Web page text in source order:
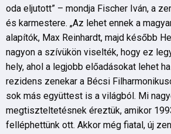
oda eljutott” – mondja Fischer Iván, a
és karmestere. „Az lehet ennek a
alapítók, Max Reinhardt, majd később
nagyon a szívükön viselték, hogy ez
hely, ahol a legjobb előadásokat lehet
rezidens zenekar a Bécsi
sok más együttest is a világból. Mi
megtiszteltetésnek éreztük, amikor
felléphettünk ott. Akkor még fiatal, új